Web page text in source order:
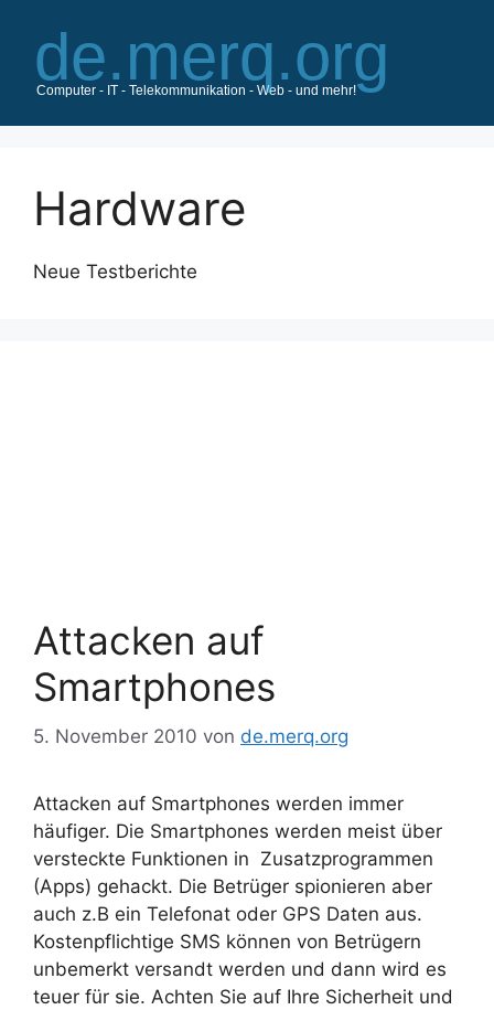
Inhalt
springen
Hardware
Neue Testberichte
Attacken auf
Smartphones
5. November 2010 von de.merq.org
Attacken auf Smartphones werden immer
häufiger. Die Smartphones werden meist über
versteckte Funktionen in Zusatzprogrammen
(Apps) gehackt. Die Betrüger spionieren aber
auch z.B ein Telefonat oder GPS Daten aus.
Kostenpflichtige SMS können von Betrügern
unbemerkt versandt werden und dann wird es
teuer für sie. Achten Sie auf Ihre Sicherheit und